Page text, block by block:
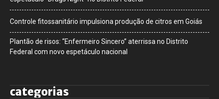
Controle fitossanitário impulsiona produção de citros em Goiás
Plantão de risos: “Enfermeiro Sincero” aterrissa no Distrito
Federal com novo espetáculo nacional
categorias